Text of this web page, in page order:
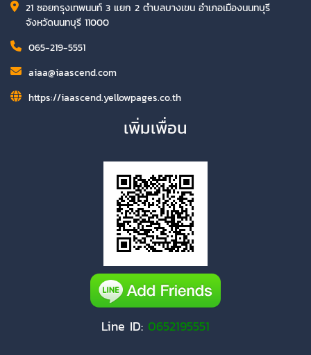
21 ซอยกรุงเทพนนท์ 3 แยก 2 ตำบลบางเขน อำเภอเมืองนนทบุรี
จังหวัดนนทบุรี 11000
065-219-5551
aiaa@iaascend.com
https://iaascend.yellowpages.co.th
เพิ่มเพื่อน
Line ID: 0652195551